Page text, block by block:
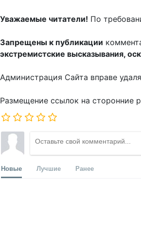
Уважаемые читатели! По
Запрещены к публикации
экстремистские высказывания,
Администрация Сайта вправе
Размещение ссылок на сторонние
Новые Лучшие Ранее